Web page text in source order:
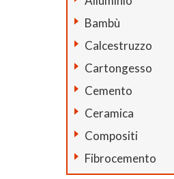
Bambù
Calcestruzzo
Cartongesso
Cemento
Ceramica
Compositi
Fibrocemento